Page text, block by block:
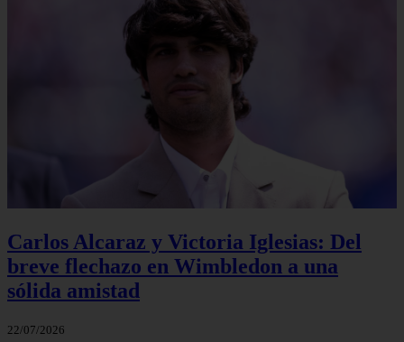
Carlos Alcaraz y Victoria Iglesias: Del
breve flechazo en Wimbledon a una
sólida amistad
22/07/2026